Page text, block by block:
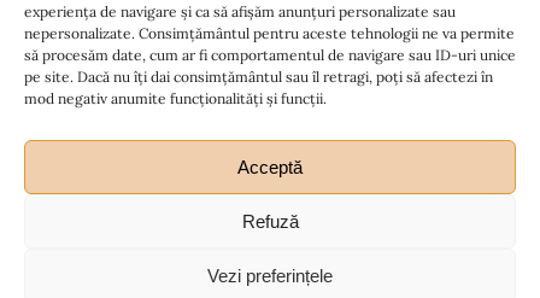
experiența de navigare și ca să afișăm anunțuri personalizate sau
nepersonalizate. Consimțământul pentru aceste tehnologii ne va permite
să procesăm date, cum ar fi comportamentul de navigare sau ID-uri unice
pe site. Dacă nu îți dai consimțământul sau îl retragi, poți să afectezi în
mod negativ anumite funcționalități și funcții.
Acceptă
Refuză
Vezi preferințele
© Copyright 2012 - 2026| All Rights Reserved
Ia legătura cu noi